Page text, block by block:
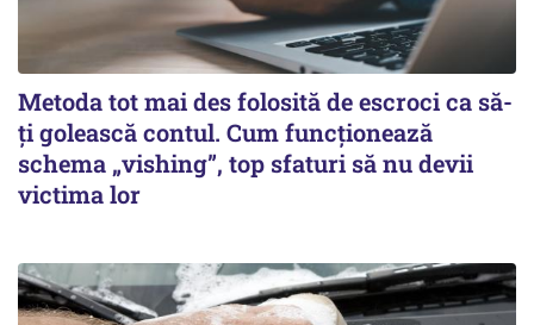
Metoda tot mai des folosită de escroci ca să-
ți golească contul. Cum funcționează
schema „vishing”, top sfaturi să nu devii
victima lor